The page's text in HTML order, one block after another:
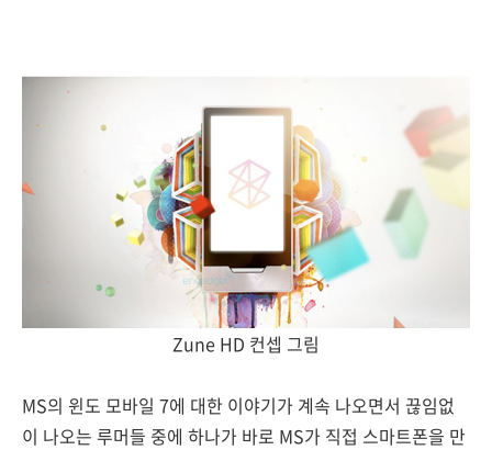
Zune HD 컨셉 그림
MS의 윈도 모바일 7에 대한 이야기가 계속 나오면서 끊임없
이 나오는 루머들 중에 하나가 바로 MS가 직접 스마트폰을 만